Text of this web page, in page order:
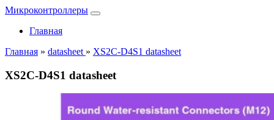
Микроконтроллеры
Главная
Главная » datasheet » XS2C-D4S1 datasheet
XS2C-D4S1 datasheet